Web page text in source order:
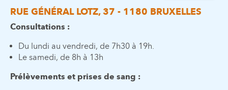
RUE GÉNÉRAL LOTZ, 37 - 1180 BRUXELLES
Consultations :
Du lundi au vendredi, de 7h30 à 19h.
Le samedi, de 8h à 13h
Prélèvements et prises de sang :